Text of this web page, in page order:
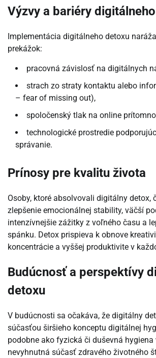
Výzvy a bariéry
Implementácia digitálneho detoxu
prekážok:
pracovná závislosť na digitálnych
strach zo straty kontaktu alebo
– fear of missing out),
spoločenský tlak na online
technologické prostredie
správanie.
Prínosy pre kvalitu života
Osoby, ktoré absolvovali digitálny detox,
zlepšenie emocionálnej stability, väčší
intenzívnejšie zážitky z voľného času a
spánku. Detox prispieva k obnove
koncentrácie a vyššej produktivite v
Budúcnosť a perspektívy
detoxu
V budúcnosti sa očakáva, že digitálny
súčasťou širšieho konceptu digitálnej
podobne ako fyzická či duševná
nevyhnutná súčasť zdravého životného